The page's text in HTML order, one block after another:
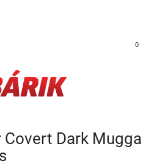
0
Covert Dark Mugga